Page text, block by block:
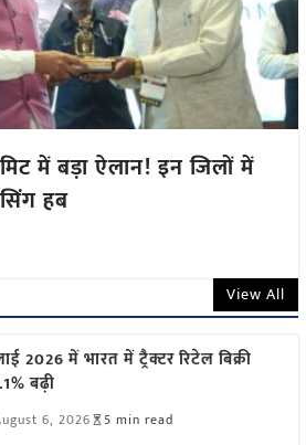
में बड़ा ऐलान! इन जिलों में
हब
View All
2026 में भारत में ट्रैक्टर रिटेल बिक्री
बढ़ी
6, 2026 5 min read